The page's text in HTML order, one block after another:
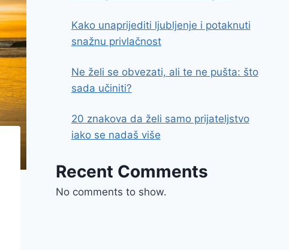
Kako unaprijediti ljubljenje i potaknuti
snažnu privlačnost
Ne želi se obvezati, ali te ne pušta: što
sada učiniti?
20 znakova da želi samo prijateljstvo
iako se nadaš više
Recent Comments
No comments to show.